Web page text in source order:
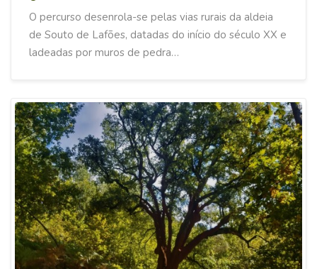
O percurso desenrola-se pelas vias rurais da aldeia
de Souto de Lafões, datadas do início do século XX e
ladeadas por muros de pedra…